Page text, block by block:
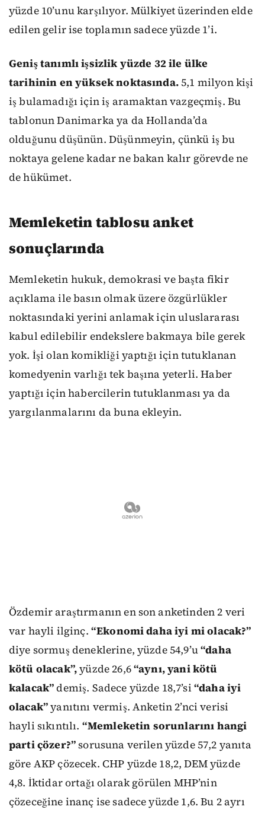
yüzde 10’unu karşılıyor. Mülkiyet üzerinden elde
edilen gelir ise toplamın sadece yüzde 1’i.
Geniş tanımlı işsizlik yüzde 32 ile ülke
tarihinin en yüksek noktasında.5,1 milyon kişi
iş bulamadığı için iş aramaktan vazgeçmiş. Bu
tablonun Danimarka ya da Hollanda’da
olduğunu düşünün. Düşünmeyin, çünkü iş bu
noktaya gelene kadar ne bakan kalır görevde ne
de hükümet.
Memleketin tablosu anket
sonuçlarında
Memleketin hukuk, demokrasi ve başta fikir
açıklama ile basın olmak üzere özgürlükler
noktasındaki yerini anlamak için uluslararası
kabul edilebilir endekslere bakmaya bile gerek
yok. İşi olan komikliği yaptığı için tutuklanan
komedyenin varlığı tek başına yeterli. Haber
yaptığı için habercilerin tutuklanması ya da
yargılanmalarını da buna ekleyin.
Özdemir araştırmanın en son anketinden 2 veri
var hayli ilginç. “Ekonomi daha iyi mi olacak?”
diye sormuş deneklerine, yüzde 54,9’u“daha
kötü olacak”,yüzde 26,6“aynı, yani kötü
kalacak”demiş. Sadece yüzde 18,7’si “daha iyi
olacak”yanıtını vermiş. Anketin 2’nci verisi
hayli sıkıntılı. “Memleketin sorunlarını hangi
parti çözer?”sorusuna verilen yüzde 57,2 yanıta
göre AKP çözecek. CHP yüzde 18,2, DEM yüzde
4,8. İktidar ortağı olarak görülen MHP’nin
çözeceğine inanç ise sadece yüzde 1,6. Bu 2 ayrı